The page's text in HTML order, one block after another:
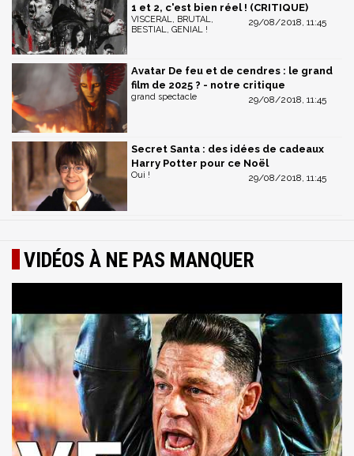
1 et 2, c'est bien réel ! (CRITIQUE)
29/08/2018, 11:45
VISCERAL, BRUTAL,
BESTIAL, GENIAL !
Avatar De feu et de cendres : le grand
film de 2025 ? - notre critique
29/08/2018, 11:45
grand spectacle
Secret Santa : des idées de cadeaux
Harry Potter pour ce Noël
29/08/2018, 11:45
Oui !
VIDÉOS À NE PAS MANQUER